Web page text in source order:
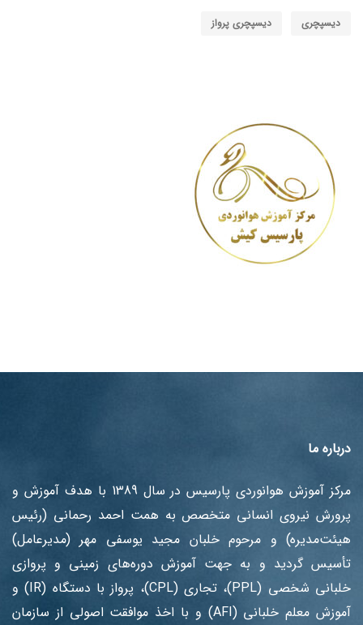
دیسپچری دیسپچری پرواز
درباره ما
مرکز آموزش هوانوردی پارسیس در سال 1389 با هدف آموزش ‌و
پرورش نیروی انسانی متخصص به همت احمد رحمانی (رئیس
هیئت‌مدیره) و مرحوم خلبان مجید یوسفی مهر (مدیرعامل)
تأسیس گردید و به جهت آموزش دوره‌های زمینی و پروازی
خلبانی شخصی (PPL)، تجاری (CPL)، پرواز با دستگاه (IR) و
آموزش معلم خلبانی (AFI) و با اخذ موافقت اصولی از سازمان